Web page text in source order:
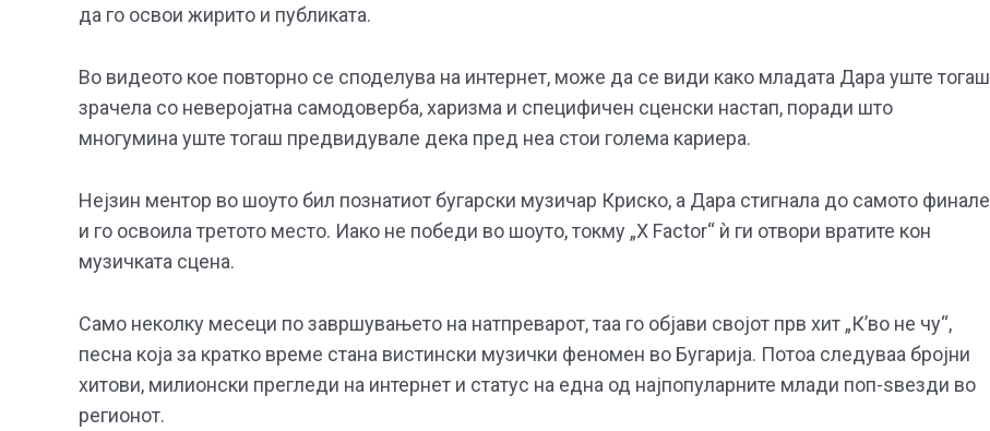
да го освои жирито и публиката.
Во видеото кое повторно се споделува на интернет, може да се види како младата Дара уште тогаш
зрачела со неверојатна самодоверба, харизма и специфичен сценски настап, поради што
многумина уште тогаш предвидувале дека пред неа стои голема кариера.
Нејзин ментор во шоуто бил познатиот бугарски музичар Криско, а Дара стигнала до самото финале
и го освоила третото место. Иако не победи во шоуто, токму „X Factor“ ѝ ги отвори вратите кон
музичката сцена.
Само неколку месеци по завршувањето на натпреварот, таа го објави својот прв хит „К’во не чу“,
песна која за кратко време стана вистински музички феномен во Бугарија. Потоа следуваа бројни
хитови, милионски прегледи на интернет и статус на една од најпопуларните млади поп-ѕвезди во
регионот.